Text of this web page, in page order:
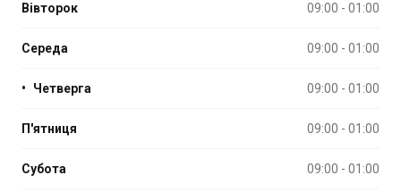
Вівторок 09:00 - 01:00
Середа 09:00 - 01:00
• Четверга 09:00 - 01:00
П'ятниця 09:00 - 01:00
Субота 09:00 - 01:00